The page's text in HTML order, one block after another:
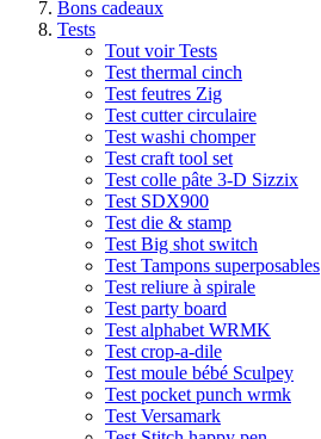
Bons cadeaux
Tests
Tout voir Tests
Test thermal cinch
Test feutres Zig
Test cutter circulaire
Test washi chomper
Test craft tool set
Test colle pâte 3-D Sizzix
Test SDX900
Test die & stamp
Test Big shot switch
Test Tampons superposables
Test reliure à spirale
Test party board
Test alphabet WRMK
Test crop-a-dile
Test moule bébé Sculpey
Test pocket punch wrmk
Test Versamark